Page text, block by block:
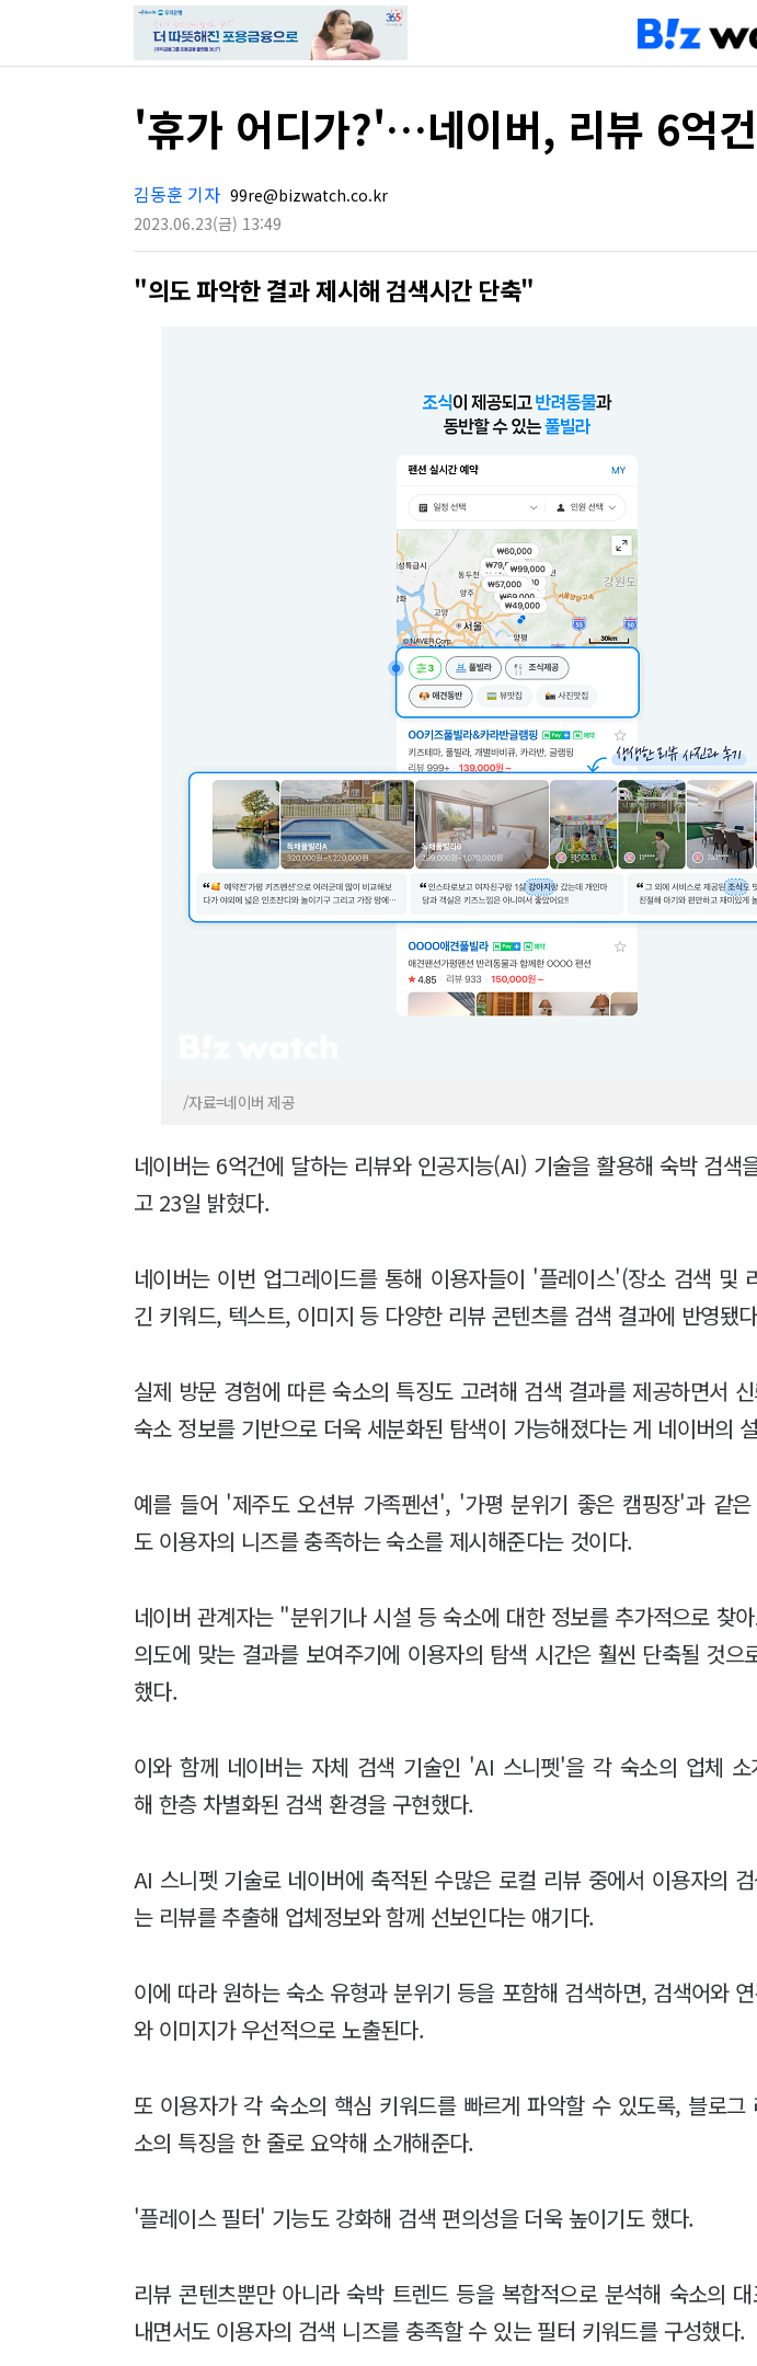
'휴가 어디가?'…네이버, 리뷰 6억
김동훈 기자 99re@bizwatch.co.kr
2023.06.23(금) 13:49
"의도 파악한 결과 제시해 검색시간 단축"
/자료=네이버 제공
네이버는 6억건에 달하는 리뷰와 인공지능(AI) 기술을 활용해 숙박 검색
고 23일 밝혔다.
네이버는 이번 업그레이드를 통해 이용자들이 '플레이스'(장소 검색 및
긴 키워드, 텍스트, 이미지 등 다양한 리뷰 콘텐츠를 검색 결과에 반영됐
실제 방문 경험에 따른 숙소의 특징도 고려해 검색 결과를 제공하면서
숙소 정보를 기반으로 더욱 세분화된 탐색이 가능해졌다는 게 네이버의
예를 들어 '제주도 오션뷰 가족펜션', '가평 분위기 좋은 캠핑장'과 같은
도 이용자의 니즈를 충족하는 숙소를 제시해준다는 것이다.
네이버 관계자는 "분위기나 시설 등 숙소에 대한 정보를 추가적으로 찾
의도에 맞는 결과를 보여주기에 이용자의 탐색 시간은 훨씬 단축될 것으
했다.
이와 함께 네이버는 자체 검색 기술인 'AI 스니펫'을 각 숙소의 업체
해 한층 차별화된 검색 환경을 구현했다.
AI 스니펫 기술로 네이버에 축적된 수많은 로컬 리뷰 중에서 이용자의
는 리뷰를 추출해 업체정보와 함께 선보인다는 얘기다.
이에 따라 원하는 숙소 유형과 분위기 등을 포함해 검색하면, 검색어와
와 이미지가 우선적으로 노출된다.
또 이용자가 각 숙소의 핵심 키워드를 빠르게 파악할 수 있도록, 블로그
소의 특징을 한 줄로 요약해 소개해준다.
'플레이스 필터' 기능도 강화해 검색 편의성을 더욱 높이기도 했다.
리뷰 콘텐츠뿐만 아니라 숙박 트렌드 등을 복합적으로 분석해 숙소의
내면서도 이용자의 검색 니즈를 충족할 수 있는 필터 키워드를 구성했다.